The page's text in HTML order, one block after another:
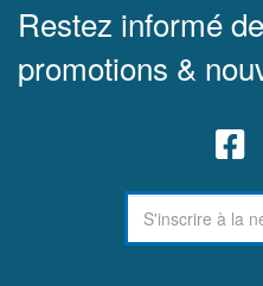
Restez informé
promotions &